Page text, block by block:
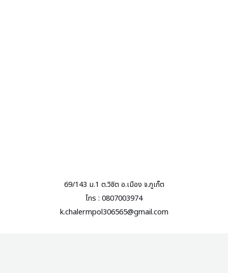
69/143 ม.1 ต.วิชิต อ.เมือง จ.ภูเก็ต
โทร : 0807003974
k.chalermpol306565@gmail.com